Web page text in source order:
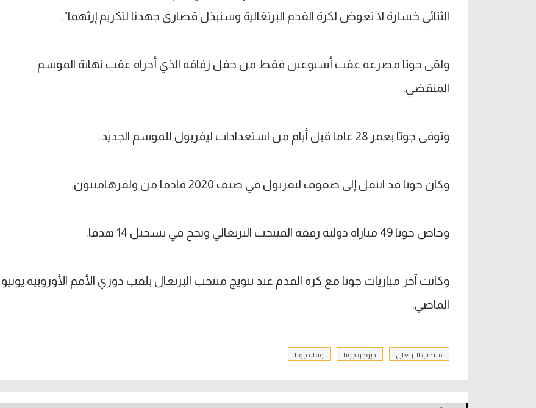
الثنائي خسارة لا تعوض لكرة القدم البرتغالية وسنبذل قصارى جهدنا لتكريم إرثهما".
ولقى جوتا مصرعه عقب أسبوعين فقط من حفل زفافه الذي أجراه عقب نهاية الموسم
المنقضي.
وتوفى جوتا بعمر 28 عاما قبل أيام من استعدادات ليفربول للموسم الجديد.
وكان جوتا قد انتقل إلى صفوف ليفربول في صيف 2020 قادما من ولفرهامبتون.
وخاض جوتا 49 مباراة دولية رفقة المنتخب البرتغالي ونجح في تسجيل 14 هدفا.
وكانت آخر مباريات جوتا مع كرة القدم عند تتويج منتخب البرتغال بلقب دوري الأمم الأوروبية يونيو
الماضي.
منتخب البرتغال ديوجو جوتا وفاة جوتا